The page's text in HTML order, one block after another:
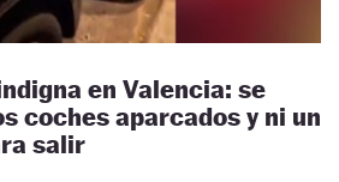
en Valencia: se
coches aparcados y ni un
salir